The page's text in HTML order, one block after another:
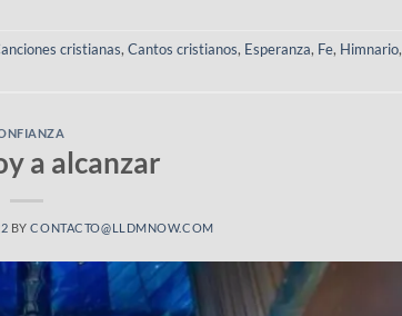
cristianas, Cantos cristianos, Esperanza, Fe, Himnario,
a alcanzar
BYCONTACTO@LLDMNOW.COM